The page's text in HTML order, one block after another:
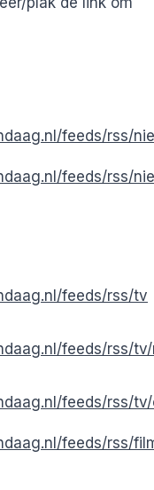
feeds/rss/
feeds/rss/
feeds/rss/tv
feeds/rss/
feeds/rss/
feeds/rss/